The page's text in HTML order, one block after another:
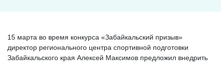
15 марта во время конкурса «Забайкальский призыв»
директор регионального центра спортивной подготовки
Забайкальского края Алексей Максимов предложил внедрить